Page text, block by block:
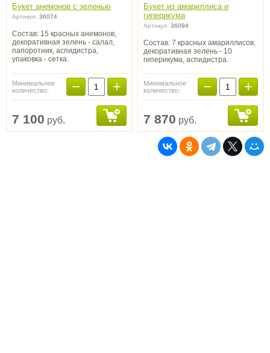
Букет анемонов с зеленью
Артикул: 36074
Состав: 15 красных анемонов,
декоративная зелень - салал,
папоротник, аспидистра,
упаковка - сетка.
Минимальное
количество:
− +
7 100 руб.
Букет из амариллиса и
гиперикума
Артикул: 36094
Состав: 7 красных амариллисов,
декоративная зелень - 10
гиперикума, аспидистра.
Минимальное
количество:
− +
7 870 руб.